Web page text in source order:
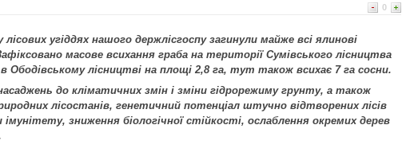
0
лісових угіддях нашого держлісгоспу загинули майже всі ялинові
масове всихання граба на території Сумівського лісництва
Ободівському лісництві на площі 2,8 га, тут також всихає 7 га сосни.
до кліматичних змін і зміни гідрорежиму грунту, а також
лісостанів, генетичний потенціал штучно відтворених лісів
зниження біологічної стійкості, ослаблення окремих дерев